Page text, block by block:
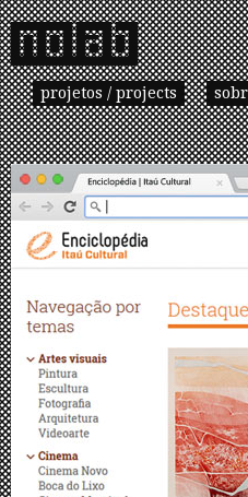
projetos / projects